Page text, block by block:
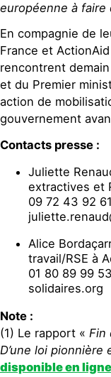
européenne à faire
En compagnie de
France et
rencontrent
et du Premier
action de
gouvernement
Contacts presse :
Juliette
extractives et
09 72 43 92
Alice
travail/RSE à
01 80 89 99
solidaires.org
Note :
(1) Le rapport « Fin
D’une loi pionnière
disponible en